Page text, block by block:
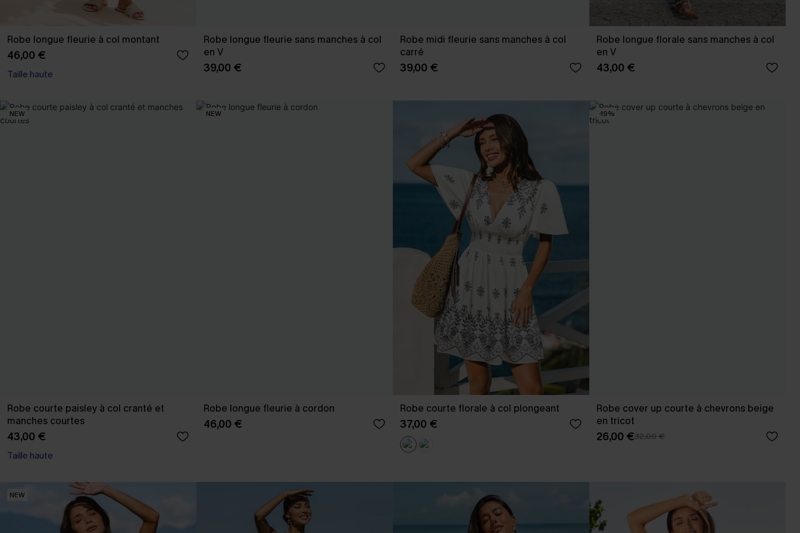
Robe longue fleurie à col montant
46,00 €
Taille haute
Robe longue fleurie sans manches à col
en V
39,00 €
Robe midi fleurie sans manches à col
carré
39,00 €
Robe longue florale sans manches à col
en V
43,00 €
NEW
Robe courte paisley à col cranté et
manches courtes
43,00 €
Taille haute
NEW
Robe longue fleurie à cordon
46,00 €
Robe courte florale à col plongeant
37,00 €
-19%
Robe cover up courte à chevrons beige
en tricot
26,00 €32,00 €
NEW